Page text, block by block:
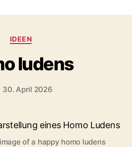
Kategorien
IDEEN
ludens
30. April 2026
of a happy homo ludens